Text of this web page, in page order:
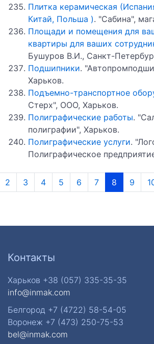
Плитка керамическая
Китай, Польша ). "Сабина",
Площади и помещения для
квартиры для ваших
Бушуров В.И., Санкт-
Подшипники.
Харьков.
Подъемно-транспортное
Стерх", ООО, Харьков.
Полиграфические работы.
полиграфии", Харьков.
Полиграфические услуги.
Полиграфическое
2 3 4 5 6 7 8 9
Контакты
Харьков +38 (057) 335-35-35
info@inmak.com
Белгород +7 (4722) 58-54-05
Воронеж +7 (473) 250-75-53
bel@inmak.com